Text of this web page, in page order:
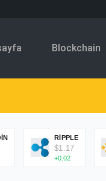
Blockchain
RIPPLE
$1.17
+0.02